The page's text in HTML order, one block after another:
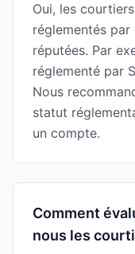
Oui, les
réglementés
réputées. Par
réglementé par
Nous
statut
un compte.
Comment
nous les